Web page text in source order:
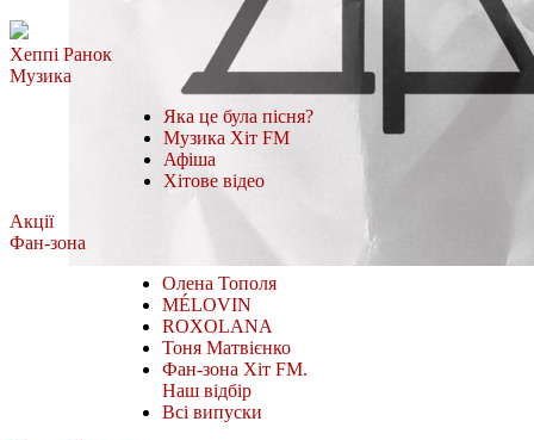
Хеппі Ранок
Музика
Яка це була пісня?
Музика Хіт FM
Афіша
Хітове відео
Акції
Фан-зона
Олена Тополя
MÉLOVIN
ROXOLANA
Тоня Матвієнко
Фан-зона Хіт FM.
Наш відбір
Всі випуски